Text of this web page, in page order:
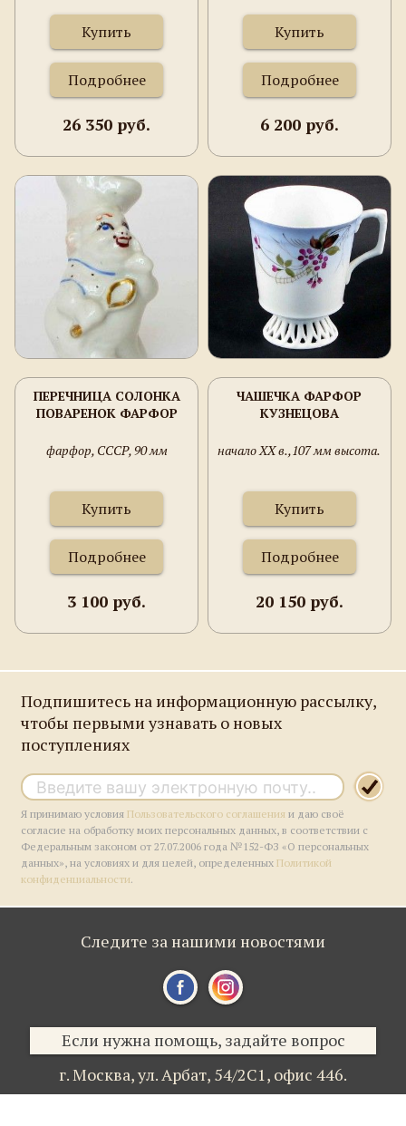
Купить
Подробнее
26 350 руб.
Купить
Подробнее
6 200 руб.
ПЕРЕЧНИЦА СОЛОНКА
ПОВАРЕНОК ФАРФОР
фарфор, СССР, 90 мм
Купить
Подробнее
3 100 руб.
ЧАШЕЧКА ФАРФОР
КУЗНЕЦОВА
начало ХХ в.,107 мм высота.
Купить
Подробнее
20 150 руб.
Подпишитесь на информационную рассылку,
чтобы первыми узнавать о новых
поступлениях
Я принимаю условияПользовательского соглашения и даю своё
согласие на обработку моих персональных данных, в соответствии с
Федеральным законом от 27.07.2006 года №152-ФЗ «О персональных
данных», на условиях и для целей, определенныхПолитикой
конфиденциальности.
Следите за нашими новостями
Если нужна помощь, задайте вопрос
г. Москва,ул. Арбат, 54/2С1, офис 446.